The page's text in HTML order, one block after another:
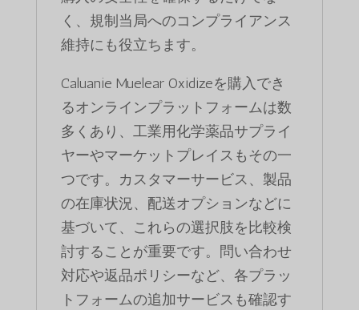
く、規制当局へのコンプライアンス
維持にも役立ちます。
Caluanie Muelear Oxidizeを購入でき
るオンラインプラットフォームは数
多くあり、工業用化学薬品サプライ
ヤーやマーケットプレイスもその一
つです。カスタマーサービス、製品
の在庫状況、配送オプションなどに
基づいて、これらの選択肢を比較検
討することが重要です。問い合わせ
対応や返品ポリシーなど、各プラッ
トフォームの追加サービスも確認す